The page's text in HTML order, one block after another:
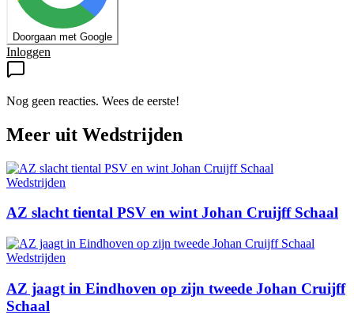
Doorgaan met Google
Inloggen
Nog geen reacties. Wees de eerste!
Meer uit Wedstrijden
Wedstrijden
AZ slacht tiental PSV en wint Johan Cruijff Schaal
Wedstrijden
AZ jaagt in Eindhoven op zijn tweede Johan Cruijff
Schaal